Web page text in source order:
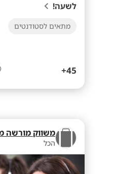
לשעה!
מתאים לסטודנטים
45+
הכל